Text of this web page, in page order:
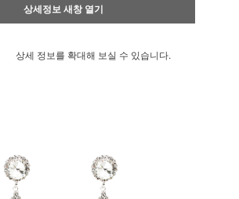
상세정보 새창 열기
상세 정보를 확대해 보실 수 있습니다.